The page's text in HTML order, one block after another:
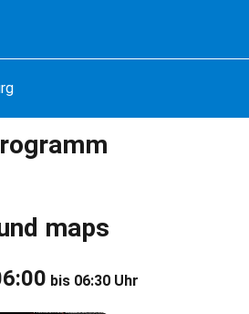
Brandenburg
maps
bis 06:30 Uhr